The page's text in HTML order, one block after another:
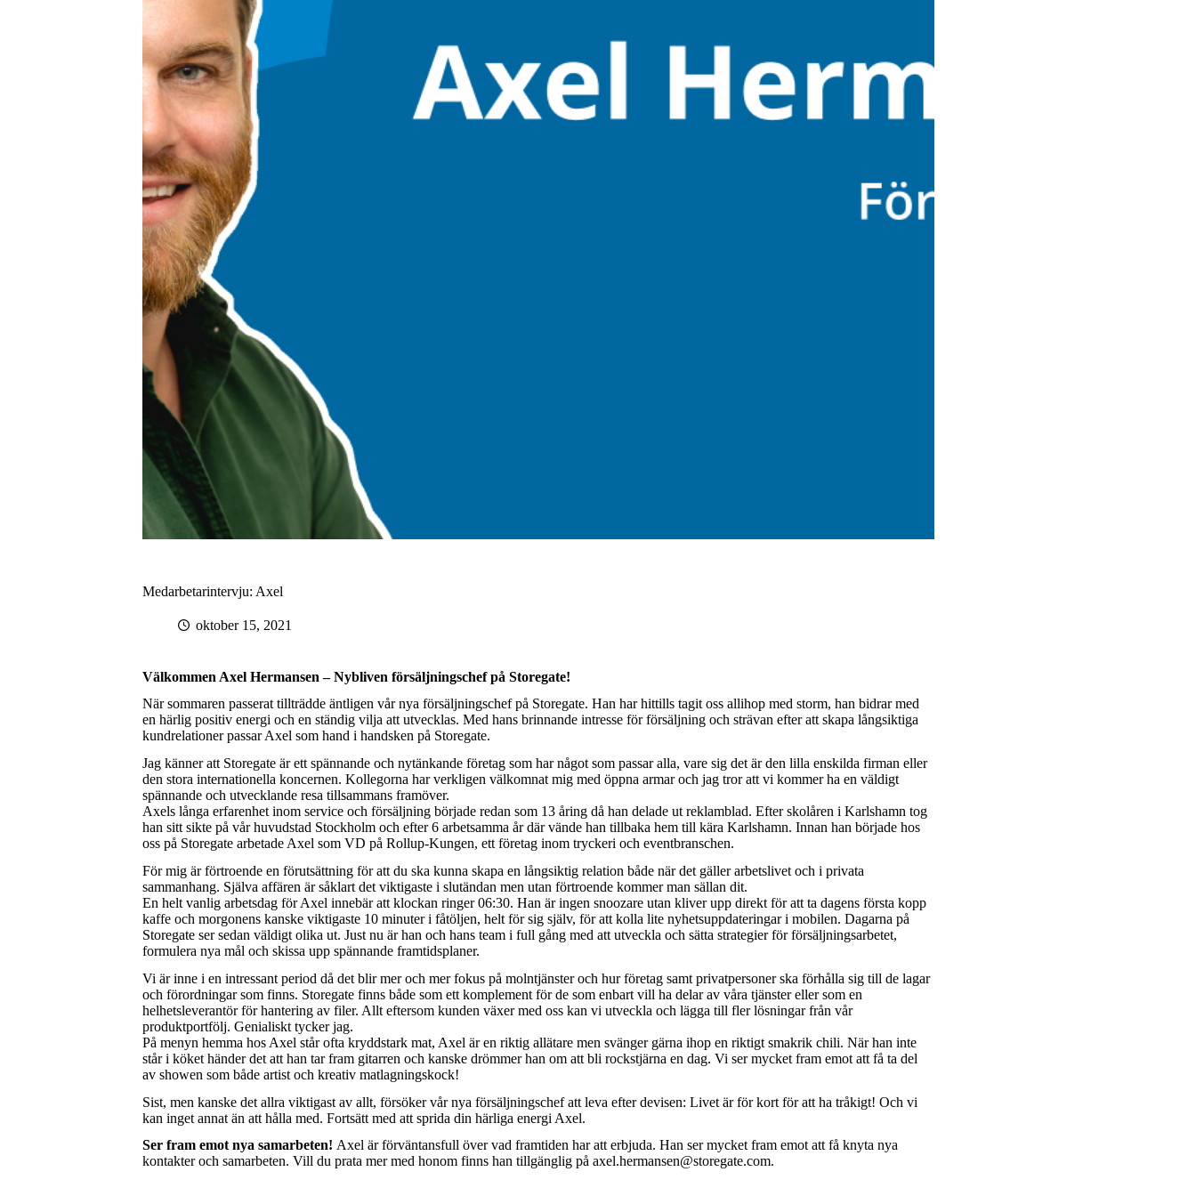
Medarbetarintervju: Axel
oktober 15, 2021
Välkommen Axel Hermansen – Nybliven försäljningschef på Storegate!
När sommaren passerat tillträdde äntligen vår nya försäljningschef på Storegate. Han har hittills tagit oss allihop med storm, han bidrar med
en härlig positiv energi och en ständig vilja att utvecklas. Med hans brinnande intresse för försäljning och strävan efter att skapa långsiktiga
kundrelationer passar Axel som hand i handsken på Storegate.
Jag känner att Storegate är ett spännande och nytänkande företag som har något som passar alla, vare sig det är den lilla enskilda firman eller
den stora internationella koncernen. Kollegorna har verkligen välkomnat mig med öppna armar och jag tror att vi kommer ha en väldigt
spännande och utvecklande resa tillsammans framöver.
Axels långa erfarenhet inom service och försäljning började redan som 13 åring då han delade ut reklamblad. Efter skolåren i Karlshamn tog
han sitt sikte på vår huvudstad Stockholm och efter 6 arbetsamma år där vände han tillbaka hem till kära Karlshamn. Innan han började hos
oss på Storegate arbetade Axel som VD på Rollup-Kungen, ett företag inom tryckeri och eventbranschen.
För mig är förtroende en förutsättning för att du ska kunna skapa en långsiktig relation både när det gäller arbetslivet och i privata
sammanhang. Själva affären är såklart det viktigaste i slutändan men utan förtroende kommer man sällan dit.
En helt vanlig arbetsdag för Axel innebär att klockan ringer 06:30. Han är ingen snoozare utan kliver upp direkt för att ta dagens första kopp
kaffe och morgonens kanske viktigaste 10 minuter i fåtöljen, helt för sig själv, för att kolla lite nyhetsuppdateringar i mobilen. Dagarna på
Storegate ser sedan väldigt olika ut. Just nu är han och hans team i full gång med att utveckla och sätta strategier för försäljningsarbetet,
formulera nya mål och skissa upp spännande framtidsplaner.
Vi är inne i en intressant period då det blir mer och mer fokus på molntjänster och hur företag samt privatpersoner ska förhålla sig till de lagar
och förordningar som finns. Storegate finns både som ett komplement för de som enbart vill ha delar av våra tjänster eller som en
helhetsleverantör för hantering av filer. Allt eftersom kunden växer med oss kan vi utveckla och lägga till fler lösningar från vår
produktportfölj. Genialiskt tycker jag.
På menyn hemma hos Axel står ofta kryddstark mat, Axel är en riktig allätare men svänger gärna ihop en riktigt smakrik chili. När han inte
står i köket händer det att han tar fram gitarren och kanske drömmer han om att bli rockstjärna en dag. Vi ser mycket fram emot att få ta del
av showen som både artist och kreativ matlagningskock!
Sist, men kanske det allra viktigast av allt, försöker vår nya försäljningschef att leva efter devisen: Livet är för kort för att ha tråkigt! Och vi
kan inget annat än att hålla med. Fortsätt med att sprida din härliga energi Axel.
Ser fram emot nya samarbeten! Axel är förväntansfull över vad framtiden har att erbjuda. Han ser mycket fram emot att få knyta nya
kontakter och samarbeten. Vill du prata mer med honom finns han tillgänglig på axel.hermansen@storegate.com.